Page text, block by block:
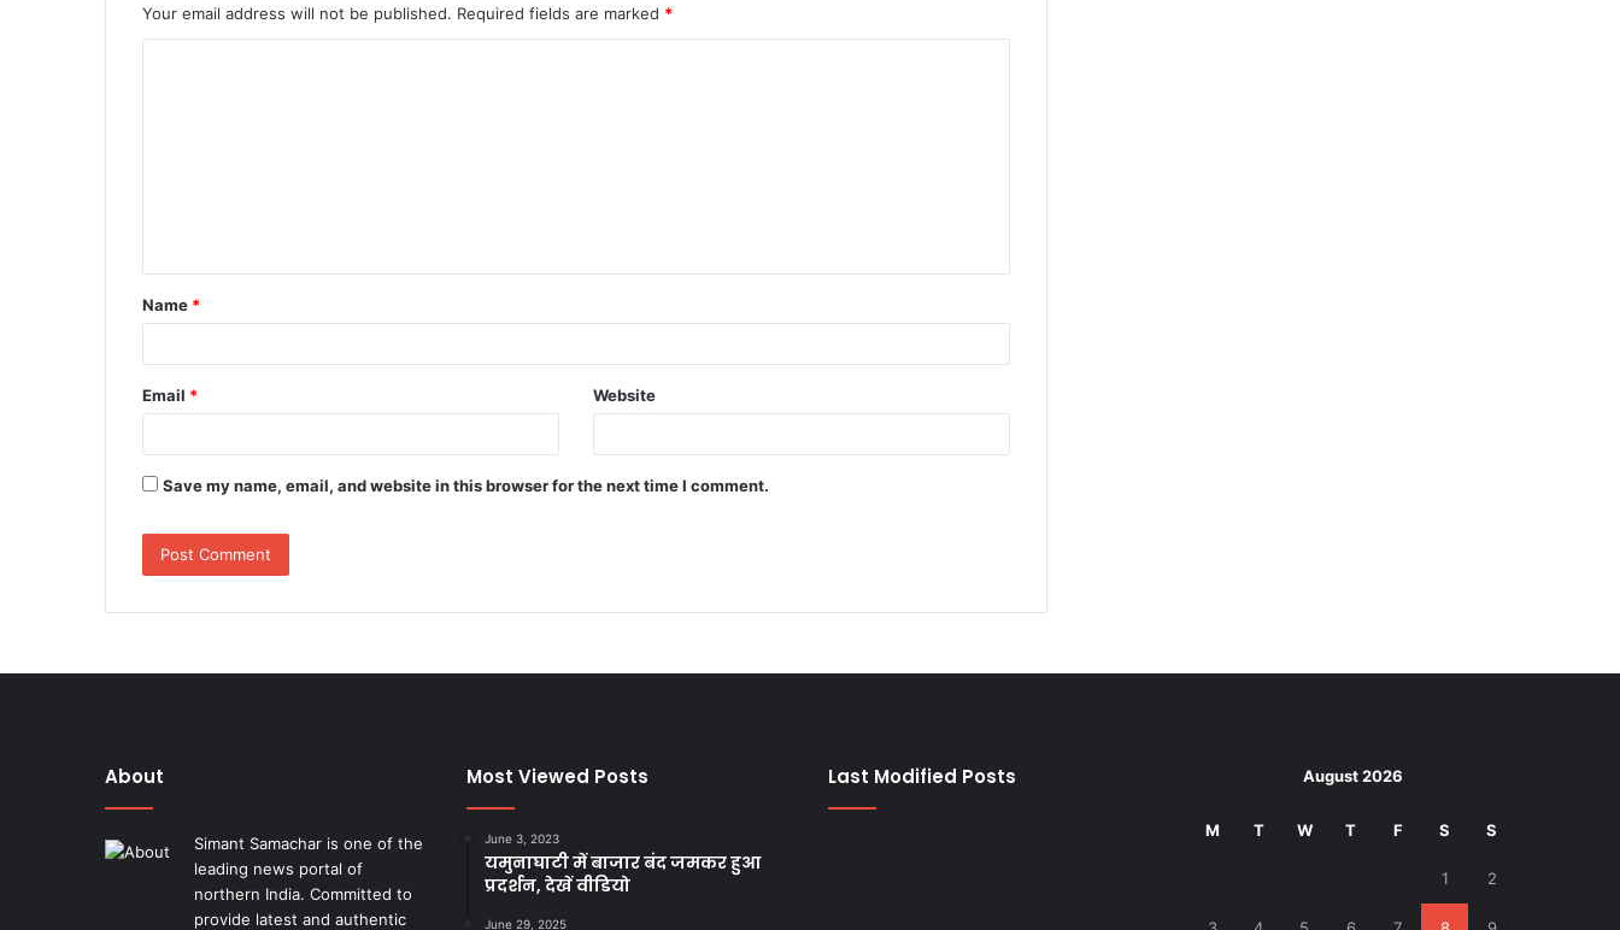
Your email address will not be published. Required fields are marked *
t
*
Name *
Email * Website
Save my name, email, and website in this browser for the next time I comment.
About
Simant Samachar is one of the
leading news portal of
northern India. Committed to
provide latest and authentic
Most Viewed Posts
June 3, 2023
यमुनाघाटी में बाजार बंद जमकर हुआ
प्रदर्शन, देखें वीडियो
June 29, 2025
Last Modified Posts August 2026
M T W T F S S
1 2